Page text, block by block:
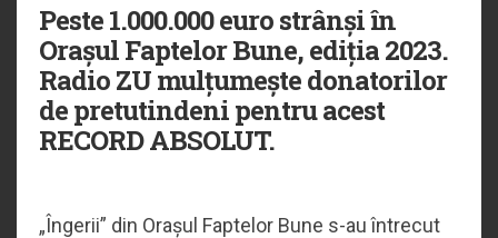
Peste 1.000.000 euro strânși în
Orașul Faptelor Bune, ediția 2023.
Radio ZU mulțumește donatorilor
de pretutindeni pentru acest
RECORD ABSOLUT.
„Îngerii” din Orașul Faptelor Bune s-au întrecut